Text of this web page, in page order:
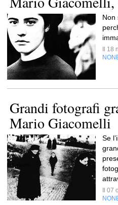
Non
Il
Grandi fotografi
Mario Giacomelli
Se
Il 07